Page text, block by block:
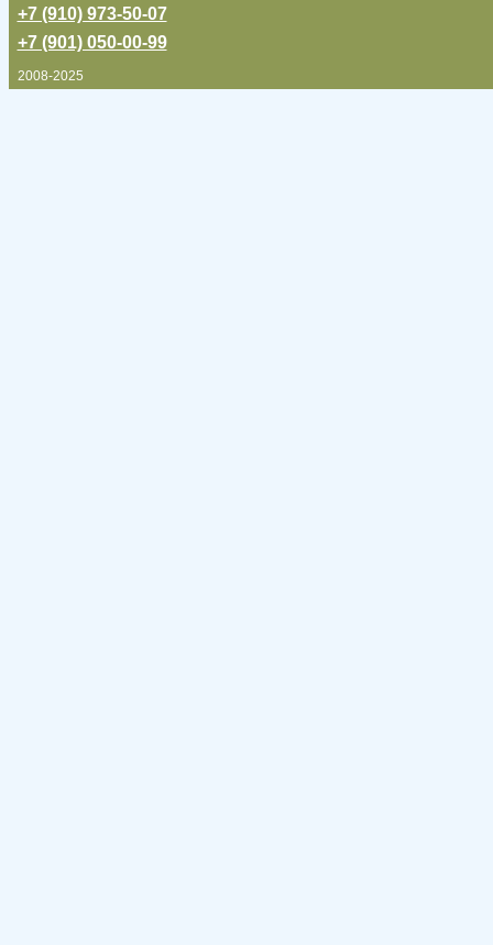
+7 (910) 973-50-07
+7 (901) 050-00-99
2008-2025